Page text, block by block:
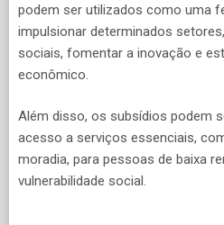
podem ser utilizados como uma
impulsionar determinados
sociais, fomentar a inovação e
econômico.
Além disso, os subsídios podem
acesso a serviços essenciais,
moradia, para pessoas de baixa
vulnerabilidade social.